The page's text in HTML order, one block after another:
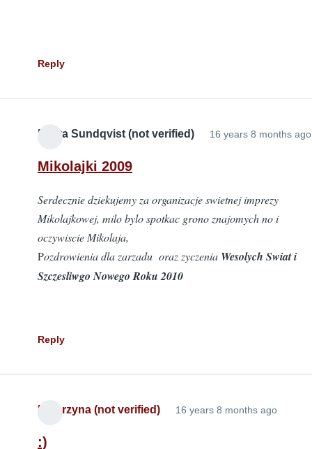
Reply
Edyta Sundqvist (not verified) 16 years 8 months ago
Mikolajki 2009
Serdecznie dziekujemy za organizacje swietnej imprezy
Mikolajkowej, milo bylo spotkac grono znajomych no i
oczywiscie Mikolaja,
Pozdrowienia dla zarzadu oraz zyczenia Wesolych Swiat i
Szczesliwgo Nowego Roku 2010
Reply
Katarzyna (not verified) 16 years 8 months ago
:)